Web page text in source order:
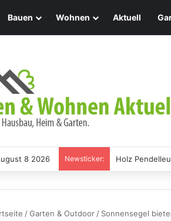
Bauen Wohnen Aktuell
8 2026 Newsticker: Holz
/Garten & Outdoor/ Sonnensegel